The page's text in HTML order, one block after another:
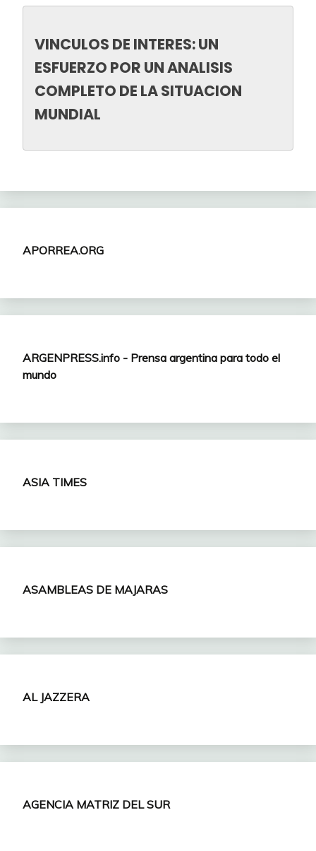
VINCULOS DE INTERES: UN
ESFUERZO POR UN ANALISIS
COMPLETO DE LA SITUACION
MUNDIAL
APORREA.ORG
ARGENPRESS.info - Prensa argentina para todo el
mundo
ASIA TIMES
ASAMBLEAS DE MAJARAS
AL JAZZERA
AGENCIA MATRIZ DEL SUR